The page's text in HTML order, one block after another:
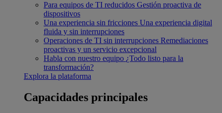
Para equipos de TI reducidos Gestión proactiva de
dispositivos
Una experiencia sin fricciones Una experiencia digital
fluida y sin interrupciones
Operaciones de TI sin interrupciones Remediaciones
proactivas y un servicio excepcional
Habla con nuestro equipo ¿Todo listo para la
transformación?
Explora la plataforma
Capacidades principales